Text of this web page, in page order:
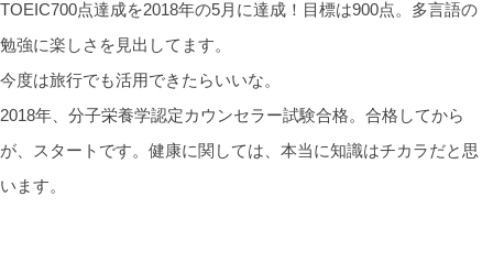
TOEIC700点達成を2018年の5月に達成！目標は900点。多言語の
勉強に楽しさを見出してます。
今度は旅行でも活用できたらいいな。
2018年、分子栄養学認定カウンセラー試験合格。合格してから
が、スタートです。健康に関しては、本当に知識はチカラだと思
います。